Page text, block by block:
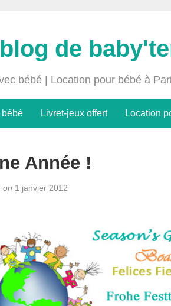
de
bébé | Location pour bébé à
bébé Livret-jeux offert Location
Année !
on 1 janvier 2012